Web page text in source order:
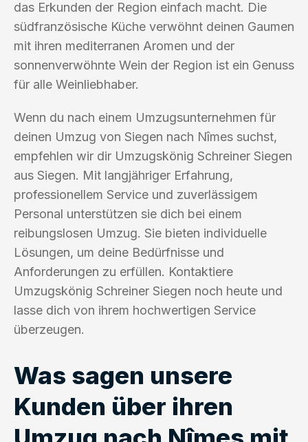
das Erkunden der Region einfach macht. Die
südfranzösische Küche verwöhnt deinen Gaumen
mit ihren mediterranen Aromen und der
sonnenverwöhnte Wein der Region ist ein Genuss
für alle Weinliebhaber.
Wenn du nach einem Umzugsunternehmen für
deinen Umzug von Siegen nach Nîmes suchst,
empfehlen wir dir Umzugskönig Schreiner Siegen
aus Siegen. Mit langjähriger Erfahrung,
professionellem Service und zuverlässigem
Personal unterstützen sie dich bei einem
reibungslosen Umzug. Sie bieten individuelle
Lösungen, um deine Bedürfnisse und
Anforderungen zu erfüllen. Kontaktiere
Umzugskönig Schreiner Siegen noch heute und
lasse dich von ihrem hochwertigen Service
überzeugen.
Was sagen unsere
Kunden über ihren